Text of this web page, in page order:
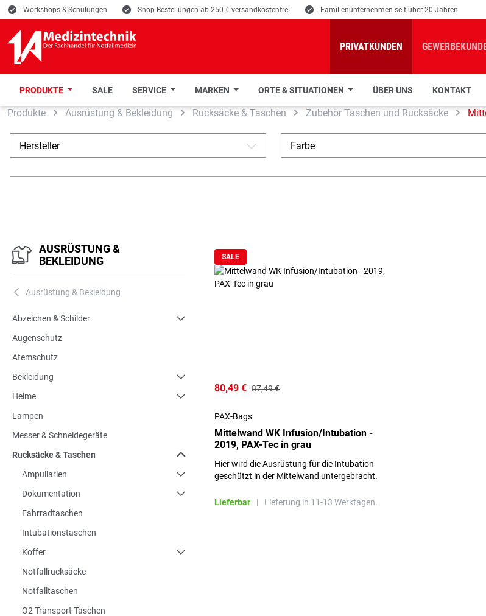
Hauptinhalt springen
Zur Suche springen
Zur Hauptnavigation springen
E Workshops & Schulungen E Shop-Bestellungen ab 250 € versandkostenfrei E Familienunternehmen seit über 20 Jahren
PRIVATKUNDEN
PRODUKTE SALE SERVICE MARKEN ORTE & SITUATIONEN ÜBER UNS KONTAKT
Produkte Ausrüstung & Bekleidung Rucksäcke & Taschen Zubehör Taschen und Rucksäcke
Hersteller A Farbe
AUSRÜSTUNG &
BEKLEIDUNG
A Ausrüstung & Bekleidung
Abzeichen & Schilder
Augenschutz
Atemschutz
Bekleidung
Helme
Lampen
Messer & Schneidegeräte
Rucksäcke & Taschen
Ampullarien
Dokumentation
Fahrradtaschen
Intubationstaschen
Koffer
Notfallrucksäcke
Notfalltaschen
O2 Transport Taschen
SALE
80,49 € 87,49 €
PAX-Bags
Mittelwand WK Infusion/Intubation -
2019, PAX-Tec in grau
Hier wird die Ausrüstung für die Intubation
geschützt in der Mittelwand untergebracht.
Lieferbar | Lieferung in 11-13 Werktagen.